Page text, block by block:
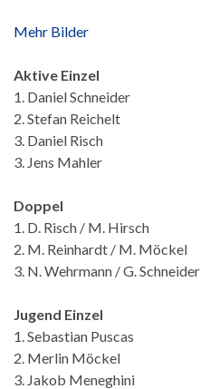
Mehr Bilder
Aktive Einzel
1. Daniel Schneider
2. Stefan Reichelt
3. Daniel Risch
3. Jens Mahler
Doppel
1. D. Risch / M. Hirsch
2. M. Reinhardt / M. Möckel
3. N. Wehrmann / G. Schneider
Jugend Einzel
1. Sebastian Puscas
2. Merlin Möckel
3. Jakob Meneghini